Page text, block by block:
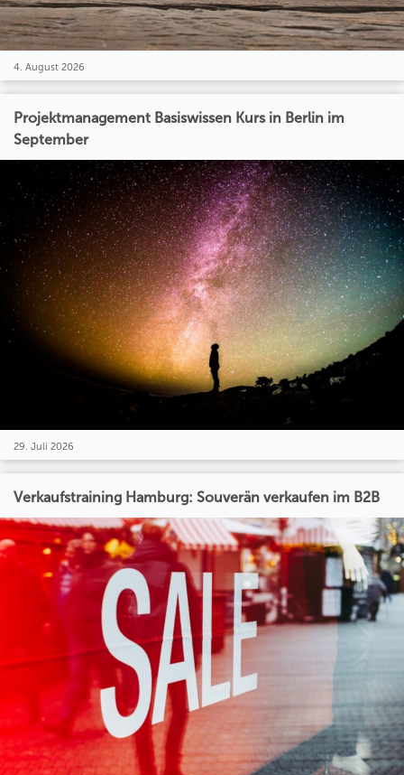
4. August 2026
Projektmanagement Basiswissen Kurs in Berlin im
September
29. Juli 2026
Verkaufstraining Hamburg: Souverän verkaufen im B2B